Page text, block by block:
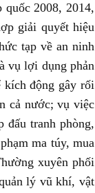
2008, 2014,
giải quyết hiệu
tạp về an ninh
vụ lợi dụng phản
động gây rối
cả nước; vụ việc
tranh phòng,
ma túy, mua
xuyên phối
lý vũ khí, vật